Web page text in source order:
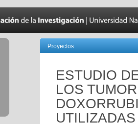
Proyectos
ESTUDIO
LOS